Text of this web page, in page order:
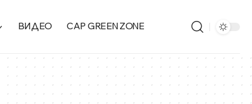
ВИДЕО CAP GREEN ZONE